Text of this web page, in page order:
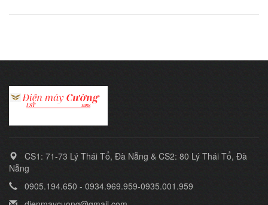
CS1: 71-73 Lý Thái Tổ, Đà Nẵng & CS2: 80 Lý Thái Tổ, Đà
Nẵng
0905.194.650 - 0934.969.959-0935.001.959